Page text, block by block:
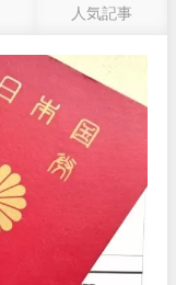
人気記事